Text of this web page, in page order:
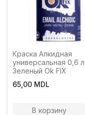
Краска Алкидная
универсальная 0,6 л ,
Зеленый Ok FIX
65,00 MDL
В корзину